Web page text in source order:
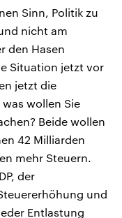
Sinn, Politik zu
nicht am
den Hasen
Situation jetzt vor
jetzt die
wollen Sie
Beide wollen
42 Milliarden
mehr Steuern.
der
und
Entlastung